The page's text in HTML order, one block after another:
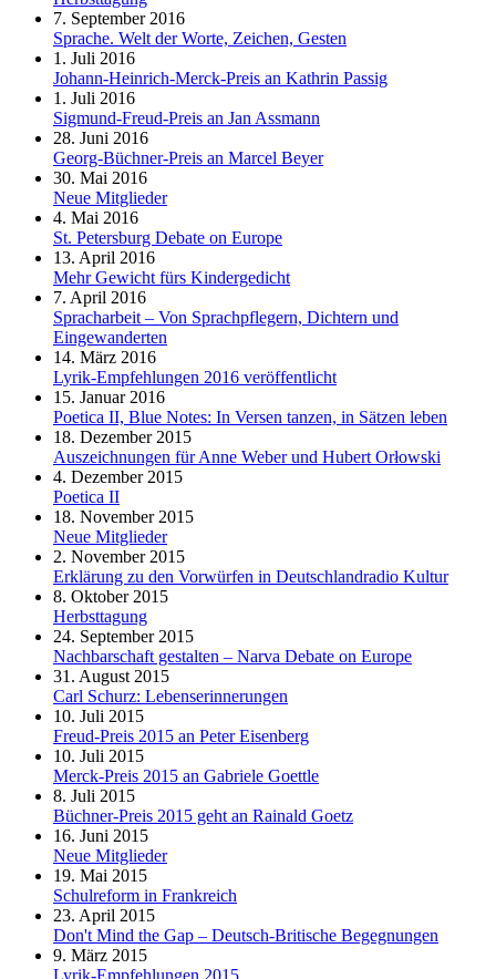
7. September 2016
Sprache. Welt der Worte, Zeichen, Gesten
1. Juli 2016
Johann-Heinrich-Merck-Preis an Kathrin Passig
1. Juli 2016
Sigmund-Freud-Preis an Jan Assmann
28. Juni 2016
Georg-Büchner-Preis an Marcel Beyer
30. Mai 2016
Neue Mitglieder
4. Mai 2016
St. Petersburg Debate on Europe
13. April 2016
Mehr Gewicht fürs Kindergedicht
7. April 2016
Spracharbeit – Von Sprachpflegern, Dichtern und
Eingewanderten
14. März 2016
Lyrik-Empfehlungen 2016 veröffentlicht
15. Januar 2016
Poetica II, Blue Notes: In Versen tanzen, in Sätzen leben
18. Dezember 2015
Auszeichnungen für Anne Weber und Hubert Orłowski
4. Dezember 2015
Poetica II
18. November 2015
Neue Mitglieder
2. November 2015
Erklärung zu den Vorwürfen in Deutschlandradio Kultur
8. Oktober 2015
Herbsttagung
24. September 2015
Nachbarschaft gestalten – Narva Debate on Europe
31. August 2015
Carl Schurz: Lebenserinnerungen
10. Juli 2015
Freud-Preis 2015 an Peter Eisenberg
10. Juli 2015
Merck-Preis 2015 an Gabriele Goettle
8. Juli 2015
Büchner-Preis 2015 geht an Rainald Goetz
16. Juni 2015
Neue Mitglieder
19. Mai 2015
Schulreform in Frankreich
23. April 2015
Don't Mind the Gap – Deutsch-Britische Begegnungen
9. März 2015
Lyrik-Empfehlungen 2015